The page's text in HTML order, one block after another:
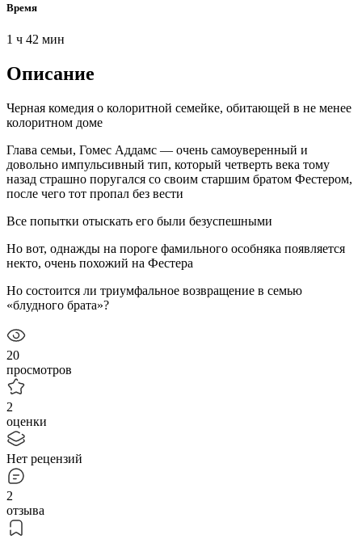
Время
1 ч 42 мин
Описание
Черная комедия о колоритной семейке, обитающей в не менее
колоритном доме
Глава семьи, Гомес Аддамс — очень самоуверенный и
довольно импульсивный тип, который четверть века тому
назад страшно поругался со своим старшим братом Фестером,
после чего тот пропал без вести
Все попытки отыскать его были безуспешными
Но вот, однажды на пороге фамильного особняка появляется
некто, очень похожий на Фестера
Но состоится ли триумфальное возвращение в семью
«блудного брата»?
20
просмотров
2
оценки
Нет рецензий
2
отзыва